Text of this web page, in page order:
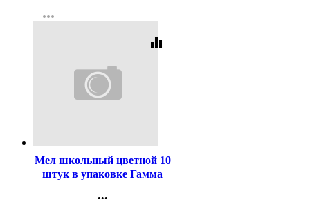
Регистрация
more_horiz
equalizer
Мел школьный цветной 10
штук в упаковке Гамма
909193
...